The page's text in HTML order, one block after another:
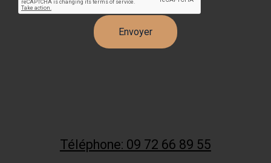
Téléphone: 09 72 66 89 55